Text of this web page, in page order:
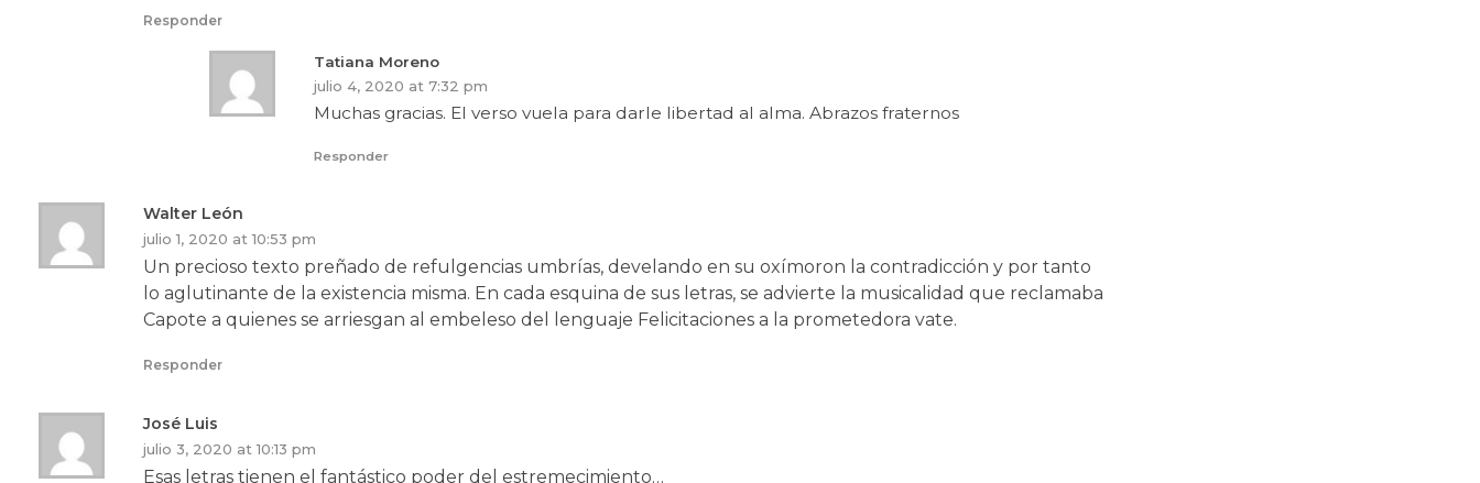
Responder
Tatiana Moreno
julio 4, 2020 at 7:32 pm
Muchas gracias. El verso vuela para darle libertad al alma. Abrazos fraternos
Responder
Walter León
julio 1, 2020 at 10:53 pm
Un precioso texto preñado de refulgencias umbrías, develando en su oxímoron la contradicción y por tanto
lo aglutinante de la existencia misma. En cada esquina de sus letras, se advierte la musicalidad que reclamaba
Capote a quienes se arriesgan al embeleso del lenguaje Felicitaciones a la prometedora vate.
Responder
José Luis
julio 3, 2020 at 10:13 pm
Esas letras tienen el fantástico poder del estremecimiento…